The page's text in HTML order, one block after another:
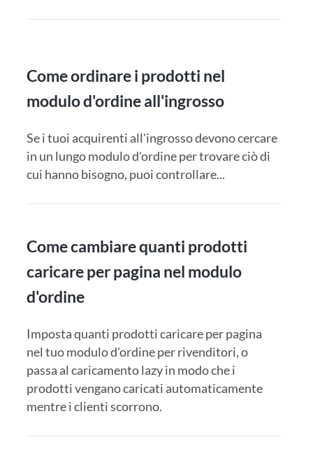
Come ordinare i prodotti nel
modulo d'ordine all'ingrosso
Se i tuoi acquirenti all'ingrosso devono cercare
in un lungo modulo d'ordine per trovare ciò di
cui hanno bisogno, puoi controllare...
Come cambiare quanti prodotti
caricare per pagina nel modulo
d'ordine
Imposta quanti prodotti caricare per pagina
nel tuo modulo d'ordine per rivenditori, o
passa al caricamento lazy in modo che i
prodotti vengano caricati automaticamente
mentre i clienti scorrono.